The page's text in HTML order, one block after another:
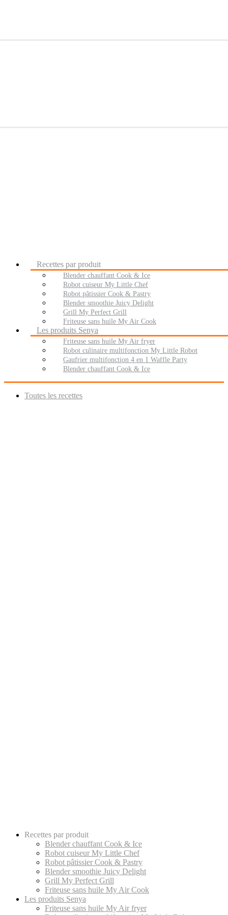
Recettes par produit
Blender chauffant Cook & Ice
Robot cuiseur My Little Chef
Robot pâtissier Cook & Pastry
Blender smoothie Juicy Delight
Grill My Perfect Grill
Friteuse sans huile My Air Cook
Les produits Senya
Friteuse sans huile My Air fryer
Robot culinaire multifonction My Little Robot
Gaufrier multifonction 4 en 1 Waffle Party
Blender chauffant Cook & Ice
Toutes les recettes
Recettes par produit
Blender chauffant Cook & Ice
Robot cuiseur My Little Chef
Robot pâtissier Cook & Pastry
Blender smoothie Juicy Delight
Grill My Perfect Grill
Friteuse sans huile My Air Cook
Les produits Senya
Friteuse sans huile My Air fryer